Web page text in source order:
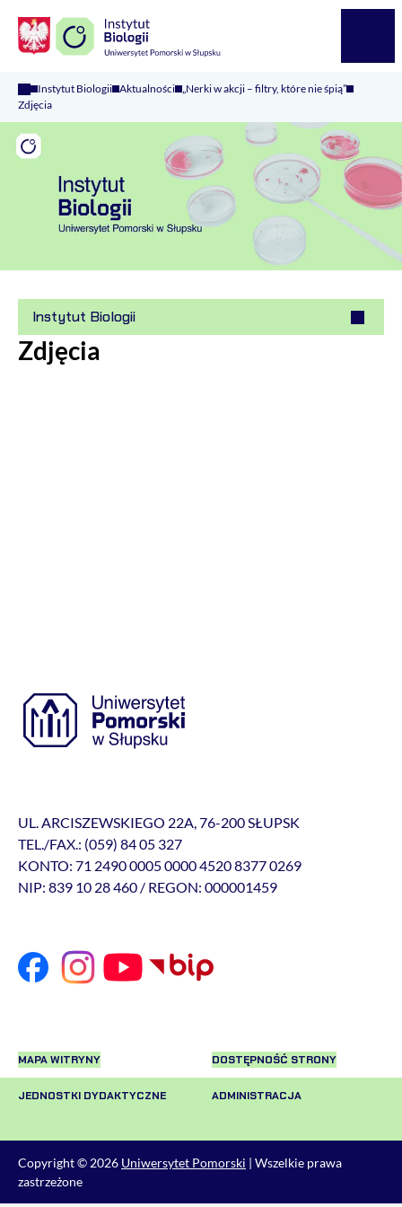
Instytut Biologii Aktualności „Nerki w akcji – filtry, które nie śpią”
Zdjęcia
Instytut Biologii
Zdjęcia
UL. ARCISZEWSKIEGO 22A, 76-200 SŁUPSK
TEL./FAX.: (059) 84 05 327
KONTO: 71 2490 0005 0000 4520 8377 0269
NIP: 839 10 28 460 / REGON: 000001459
MAPA WITRYNY DOSTĘPNOŚĆ STRONY
JEDNOSTKI DYDAKTYCZNE ADMINISTRACJA
Copyright © 2026 Uniwersytet Pomorski | Wszelkie prawa
zastrzeżone